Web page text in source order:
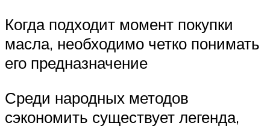
Когда подходит момент покупки
масла, необходимо четко понимать
его предназначение
Среди народных методов
сэкономить существует легенда,